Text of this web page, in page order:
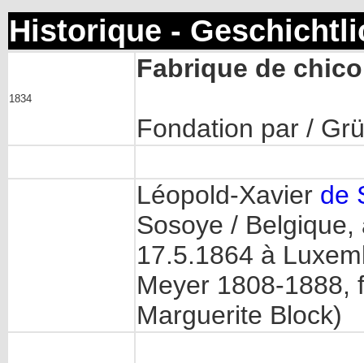
Historique -
1834
Fabrique de
Fondation par /
Léopold-Xavier de
Sosoye /
17.5.1864 à
Meyer 1808-1888,
Marguerite Block)